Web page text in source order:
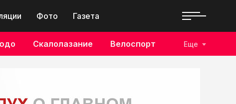
Фото Газета
Скалолазание Велоспорт Еще